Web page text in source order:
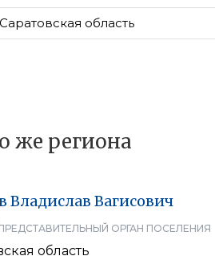
Саратовская область
же региона
Владислав Вагисович
ОРГАН ПОСЕЛЕНИЯ
область